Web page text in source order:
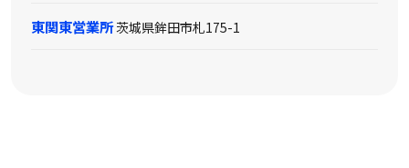
東関東営業所茨城県鉾田市札175-1